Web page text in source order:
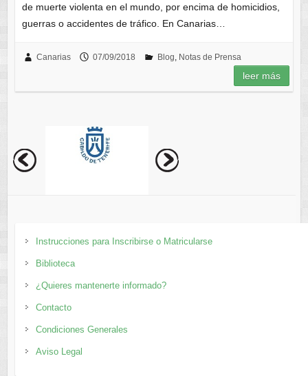
de muerte violenta en el mundo, por encima de homicidios,
guerras o accidentes de tráfico. En Canarias…
Canarias 07/09/2018 Blog Notas de Prensa
leer más
Instrucciones para Inscribirse o Matricularse
Biblioteca
¿Quieres mantenerte informado?
Contacto
Condiciones Generales
Aviso Legal